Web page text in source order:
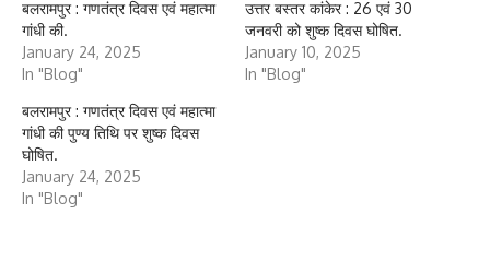
बलरामपुर : गणतंत्र दिवस एवं महात्मा
गांधी की.
January 24, 2025
In "Blog"
उत्तर बस्तर कांकेर : 26 एवं 30
जनवरी को शुष्क दिवस घोषित.
January 10, 2025
In "Blog"
बलरामपुर : गणतंत्र दिवस एवं महात्मा
गांधी की पुण्य तिथि पर शुष्क दिवस
घोषित.
January 24, 2025
In "Blog"